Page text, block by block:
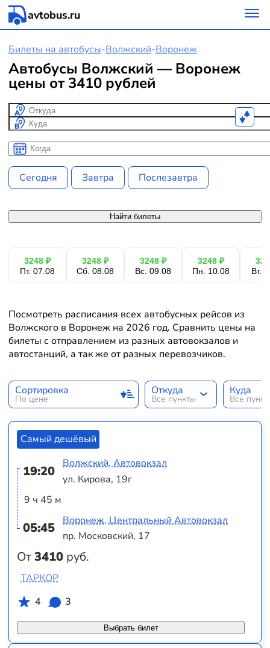
avtobus.ru
Билеты на автобусы-Волжский-Воронеж
Автобусы Волжский — Воронеж
цены от 3410 рублей
Откуда
Куда
Когда
Когда
Сегодня Завтра Послезавтра
Найти билеты
3248 ₽
Пт. 07.08
3248 ₽
Сб. 08.08
3248 ₽
Вс. 09.08
3248 ₽
Пн. 10.08
Вт.
Посмотреть расписания всех автобусных рейсов из
Волжского в Воронеж на 2026 год. Сравнить цены на
билеты с отправлением из разных автовокзалов и
автостанций, а так же от разных перевозчиков.
Сортировка
По цене
Откуда
Все пункты
Куда
Все
Самый дешёвый
19:20
9 ч 45 м
05:45
От3410 руб.
Волжский, Автовокзал
ул. Кирова, 19г
Воронеж, Центральный Автовокзал
пр. Московский, 17
Выбрать билет
ТАРКОР
4
3